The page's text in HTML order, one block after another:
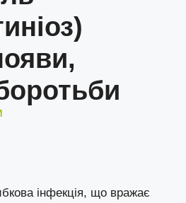
інфекція, що вражає